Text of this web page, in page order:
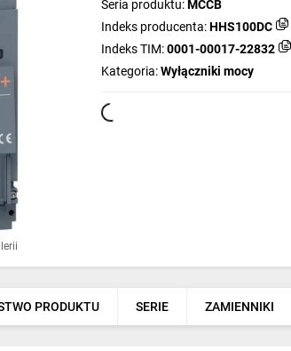
Seria produktu:MCCB
Indeks producenta:HHS100DC
Indeks TIM:0001-00017-22832
Kategoria:Wyłączniki mocy
PRODUKTU SERIE ZAMIENNIKI